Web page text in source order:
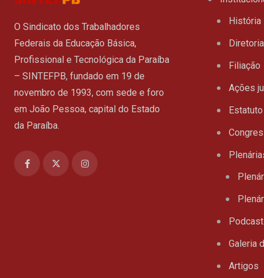
O Sindicato dos Trabalhadores
Federais da Educação Básica,
Profissional e Tecnológica da Paraíba
– SINTEFPB, fundado em 19 de
novembro de 1993, com sede e foro
em João Pessoa, capital do Estado
da Paraíba.
História
Diretoria
Filiação
Ações
Estatuto
Galeria
Artigos